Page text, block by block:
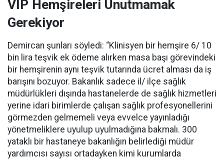
VİP Hemşireleri Unutmamak
Gerekiyor
Demircan şunları söyledi: “Klinisyen bir hemşire 6/ 10
bin lira teşvik ek ödeme alırken masa başı görevindeki
bir hemşirenin aynı teşvik tutarında ücret alması da iş
barışını bozuyor. Bakanlık sadece il/ ilçe sağlık
müdürlükleri dışında hastanelerde de sağlık hizmetleri
yerine idari birimlerde çalışan sağlık profesyonellerini
görmezden gelmemeli veya evvelce yayınladığı
yönetmeliklere uyulup uyulmadığına bakmalı. 300
yataklı bir hastaneye bakanlığın belirlediği müdür
yardımcısı sayısı ortadayken kimi kurumlarda